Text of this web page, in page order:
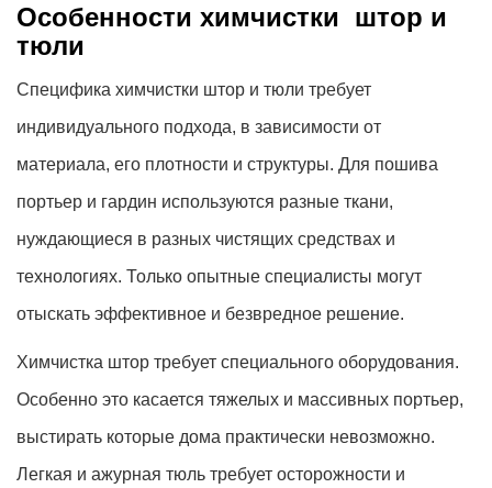
Особенности химчистки штор и
тюли
Специфика химчистки штор и тюли требует
индивидуального подхода, в зависимости от
материала, его плотности и структуры. Для пошива
портьер и гардин используются разные ткани,
нуждающиеся в разных чистящих средствах и
технологиях. Только опытные специалисты могут
отыскать эффективное и безвредное решение.
Химчистка штор требует специального оборудования.
Особенно это касается тяжелых и массивных портьер,
выстирать которые дома практически невозможно.
Легкая и ажурная тюль требует осторожности и